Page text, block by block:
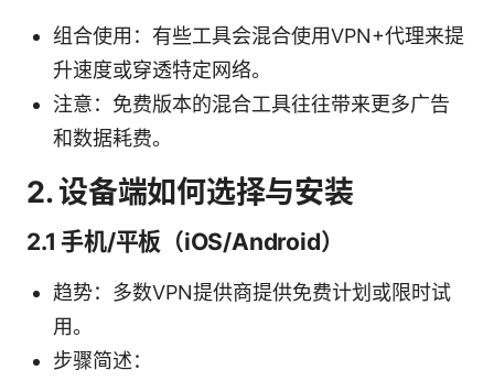
组合使用：有些工具会混合使用VPN+代理来提
升速度或穿透特定网络。
注意：免费版本的混合工具往往带来更多广告
和数据耗费。
2. 设备端如何选择与安装
2.1 手机/平板（iOS/Android）
趋势：多数VPN提供商提供免费计划或限时试
用。
步骤简述：